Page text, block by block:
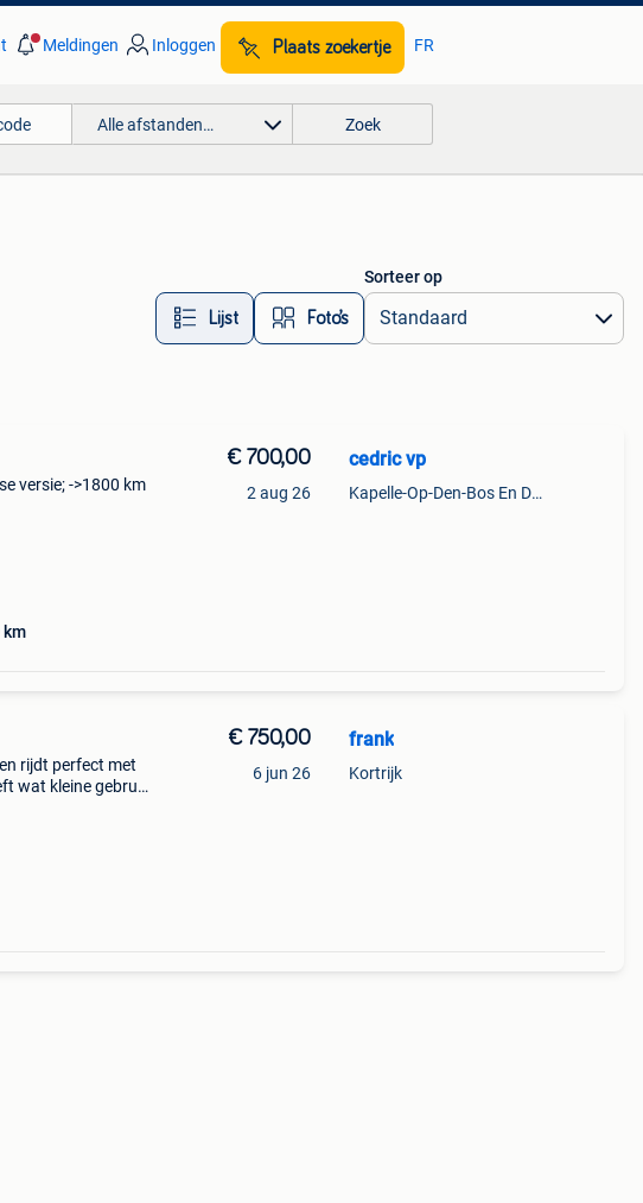
Meldingen Inloggen Plaats zoekertje FR
Alle afstanden… Zoek
Lijst Foto’s
Sorteer op
versie; ->1800 km
km
€ 700,00
2 aug 26
cedric vp
Kapelle-Op-Den-Bos En Deel Van Zemst
rijdt perfect met
wat kleine gebruik
€ 750,00
6 jun 26
frank
Kortrijk